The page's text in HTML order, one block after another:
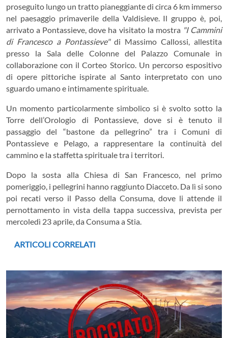
proseguito lungo un tratto pianeggiante di circa 6 km immerso
nel paesaggio primaverile della Valdisieve. Il gruppo è, poi,
arrivato a Pontassieve, dove ha visitato la mostra "I Cammini
di Francesco a Pontassieve"di Massimo Callossi, allestita
presso la Sala delle Colonne del Palazzo Comunale in
collaborazione con il Corteo Storico. Un percorso espositivo
di opere pittoriche ispirate al Santo interpretato con uno
sguardo umano e intimamente spirituale.
Un momento particolarmente simbolico si è svolto sotto la
Torre dell’Orologio di Pontassieve, dove si è tenuto il
passaggio del “bastone da pellegrino” tra i Comuni di
Pontassieve e Pelago, a rappresentare la continuità del
cammino e la staffetta spirituale tra i territori.
Dopo la sosta alla Chiesa di San Francesco, nel primo
pomeriggio, i pellegrini hanno raggiunto Diacceto. Da lì si sono
poi recati verso il Passo della Consuma, dove li attende il
pernottamento in vista della tappa successiva, prevista per
mercoledì 23 aprile, da Consuma a Stia.
ARTICOLI CORRELATI